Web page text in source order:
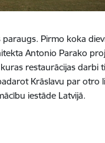
Pirmo koka
Antonio Parako
restaurācijas darbi
Krāslavu par
iestāde Latvijā.